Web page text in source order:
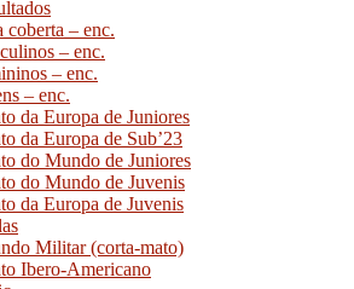
coberta – enc.
– enc.
– enc.
– enc.
da Europa de Juniores
da Europa de Sub’23
do Mundo de Juniores
do Mundo de Juvenis
da Europa de Juvenis
Militar (corta-mato)
Ibero-Americano